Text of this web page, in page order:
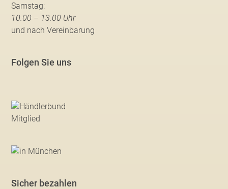
Samstag:
10.00 – 13.00 Uhr
und nach Vereinbarung
Folgen Sie uns
Sicher bezahlen